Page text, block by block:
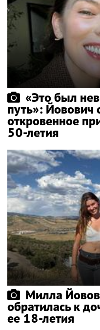
«Это был
путь»: Йовович
откровенное
50-летия
Милла
обратилась к
ее 18-летия